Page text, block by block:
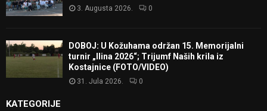
3. Augusta 2026. 0
DOBOJ: U Kožuhama održan 15. Memorijalni
turnir „Ilina 2026“; Trijumf Naših krila iz
Kostajnice (FOTO/VIDEO)
31. Jula 2026. 0
KATEGORIJE